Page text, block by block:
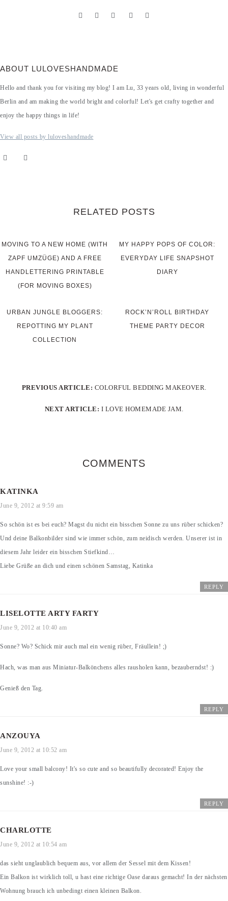
ABOUT LULOVESHANDMADE
Hello and thank you for visiting my blog! I am Lu, 33 years old, living in wonderful
Berlin and am making the world bright and colorful! Let's get crafty together and
enjoy the happy things in life!
View all posts by luloveshandmade
RELATED POSTS
MOVING TO A NEW HOME (WITH
ZAPF UMZÜGE) AND A FREE
HANDLETTERING PRINTABLE
(FOR MOVING BOXES)
MY HAPPY POPS OF COLOR:
EVERYDAY LIFE SNAPSHOT
DIARY
URBAN JUNGLE BLOGGERS:
REPOTTING MY PLANT
COLLECTION
ROCK’N’ROLL BIRTHDAY
THEME PARTY DECOR
PREVIOUS ARTICLE: COLORFUL BEDDING MAKEOVER.
NEXT ARTICLE: I LOVE HOMEMADE JAM.
COMMENTS
KATINKA
June 9, 2012 at 9:59 am
So schön ist es bei euch? Magst du nicht ein bisschen Sonne zu uns rüber schicken?
Und deine Balkonbilder sind wie immer schön, zum neidisch werden. Unserer ist in
diesem Jahr leider ein bisschen Stiefkind…
Liebe Grüße an dich und einen schönen Samstag, Katinka
REPLY
LISELOTTE ARTY FARTY
June 9, 2012 at 10:40 am
Sonne? Wo? Schick mir auch mal ein wenig rüber, Fräullein! ;)
Hach, was man aus Miniatur-Balkönchens alles rausholen kann, bezauberndst! :)
Genieß den Tag.
REPLY
ANZOUYA
June 9, 2012 at 10:52 am
Love your small balcony! It's so cute and so beautifully decorated! Enjoy the
sunshine! :-)
REPLY
CHARLOTTE
June 9, 2012 at 10:54 am
das sieht unglaublich bequem aus, vor allem der Sessel mit dem Kissen!
Ein Balkon ist wirklich toll, u hast eine richtige Oase daraus gemacht! In der nächsten
Wohnung brauch ich unbedingt einen kleinen Balkon.